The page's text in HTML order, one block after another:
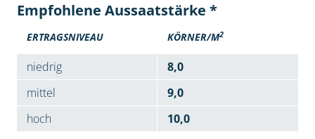
Empfohlene Aussaatstärke *
ERTRAGSNIVEAU KÖRNER/M2
niedrig
8,0
mittel
9,0
hoch
10,0